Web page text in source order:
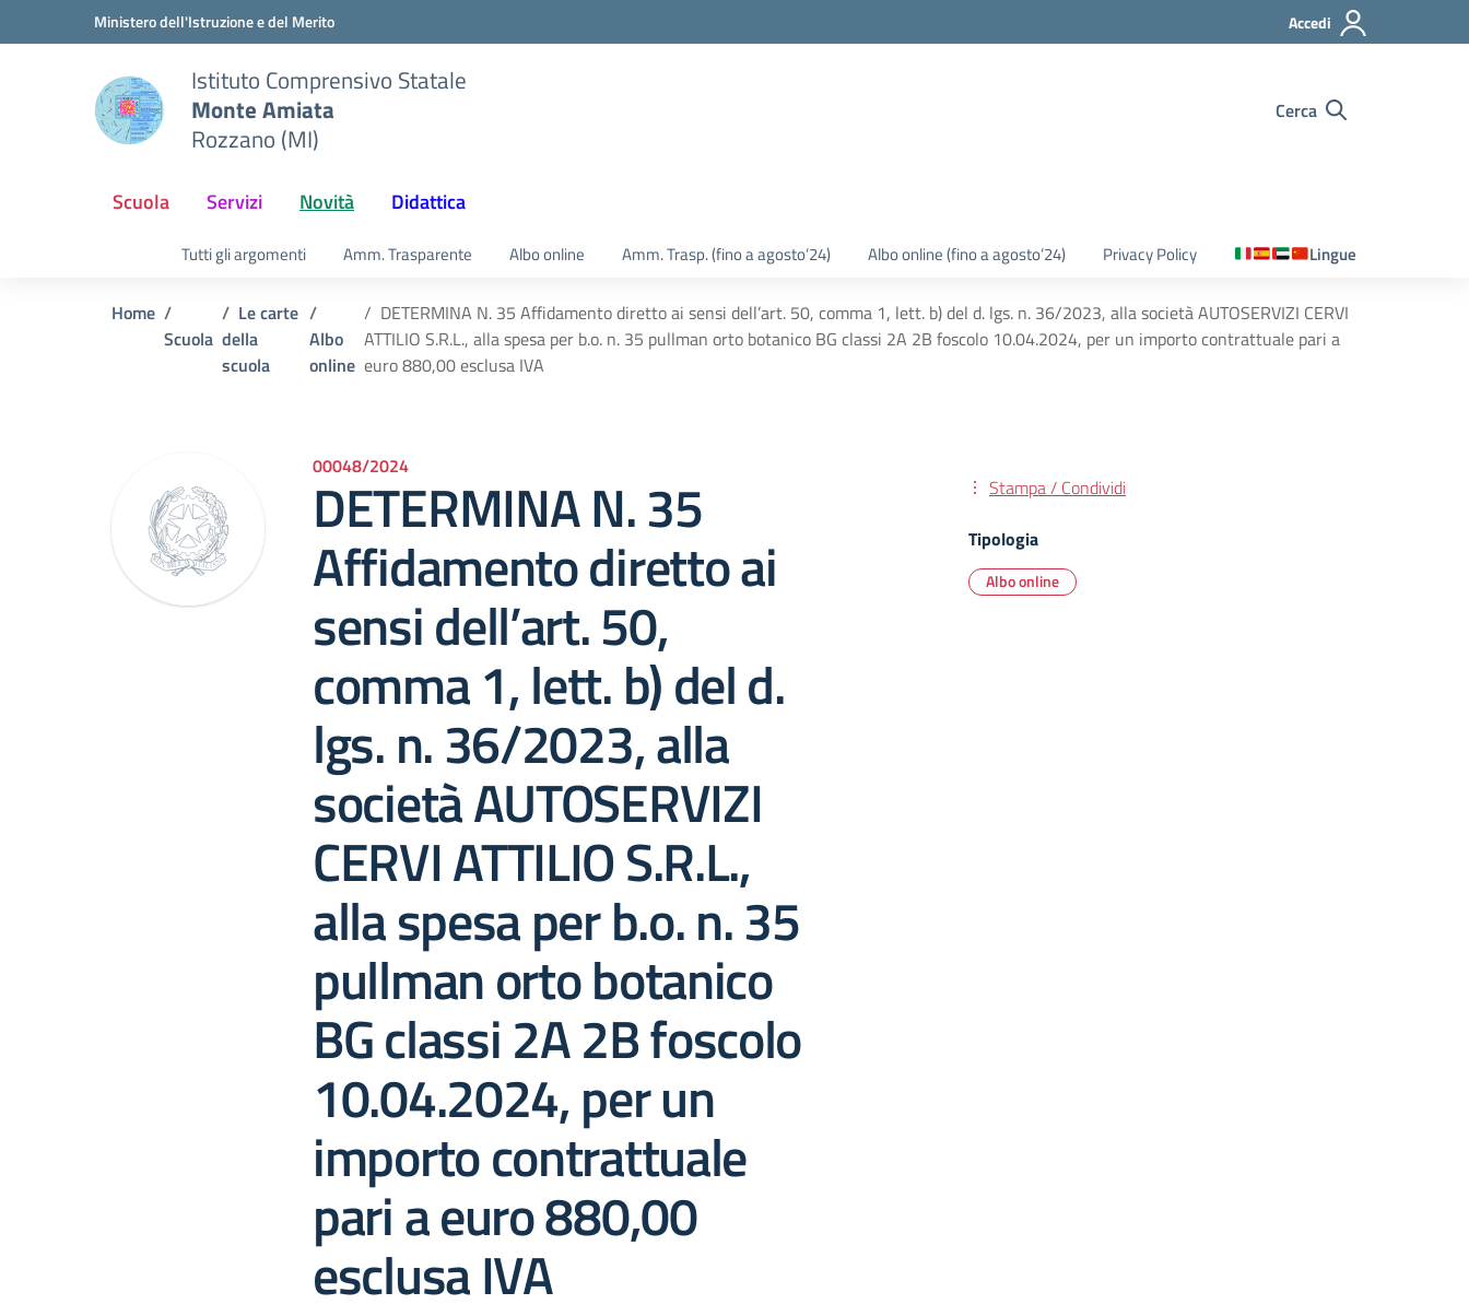
Vai ai contenuti
Vai al menu di navigazioneMinistero dell'Istruzione e del Merito Accedi
Istituto Comprensivo Statale
Monte Amiata
Rozzano (MI)
Cerca
Scuola Servizi Novità Didattica
Tutti gli argomenti Amm. Trasparente Albo online Amm. Trasp. (fino a agosto’24) Albo online (fino a agosto’24) Privacy Policy Lingue
Home
Scuola
Le carte
della
scuola
Albo
online
DETERMINA N. 35 Affidamento diretto ai sensi dell’art. 50, comma 1, lett. b) del d. lgs. n. 36/2023, alla società AUTOSERVIZI CERVI
ATTILIO S.R.L., alla spesa per b.o. n. 35 pullman orto botanico BG classi 2A 2B foscolo 10.04.2024, per un importo contrattuale pari a
euro 880,00 esclusa IVA
00048/2024
DETERMINA N. 35
Affidamento diretto ai
sensi dell’art. 50,
comma 1, lett. b) del d.
lgs. n. 36/2023, alla
società AUTOSERVIZI
CERVI ATTILIO S.R.L.,
alla spesa per b.o. n. 35
pullman orto botanico
BG classi 2A 2B foscolo
10.04.2024, per un
importo contrattuale
pari a euro 880,00
esclusa IVA
Stampa / Condividi
Tipologia
Albo online